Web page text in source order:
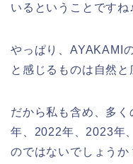
いるということですね
やっぱり、AYAKAMI
と感じるものは自然
だから私も含め、多
年、2022年、2023年
のではないでしょうか